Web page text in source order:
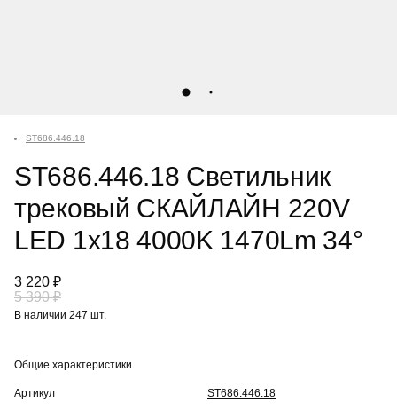
ST686.446.18
ST686.446.18 Светильник
трековый СКАЙЛАЙН 220V
LED 1x18 4000K 1470Lm 34°
3 220 ₽
5 390 ₽
В наличии 247 шт.
Общие характеристики
Артикул
ST686.446.18